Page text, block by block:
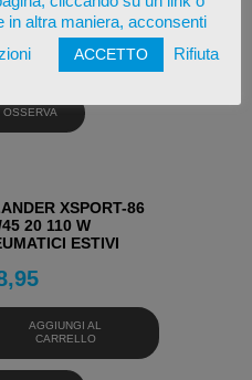
AGGIUNGI AL
CARRELLO
OSSERVA
XSPORT-86
20 110 W
ESTIVI
AGGIUNGI AL
CARRELLO
in altra maniera, acconsenti
ACCETTO Rifiuta